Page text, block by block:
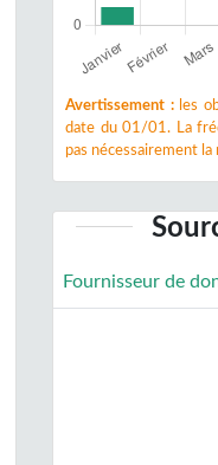
Avertissement :les
date du 01/01. La
pas nécessairement la
Fournisseur de